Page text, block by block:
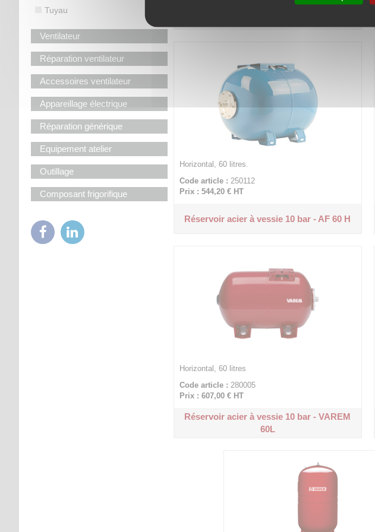
Tuyau
Ventilateur
Réparation ventilateur
Accessoires ventilateur
Appareillage électrique
Réparation générique
Equipement atelier
Outillage
Composant frigorifique
Horizontal, 60 litres.
Code article : 250112
Prix : 544,20 € HT
Réservoir acier à vessie 10 bar - AF 60 H
Horizontal, 60 litres
Code article : 280005
Prix : 607,00 € HT
Réservoir acier à vessie 10 bar - VAREM
60L